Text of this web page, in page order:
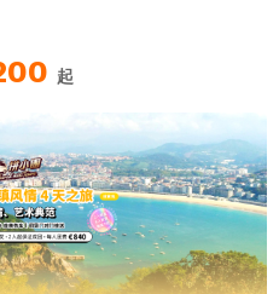
起